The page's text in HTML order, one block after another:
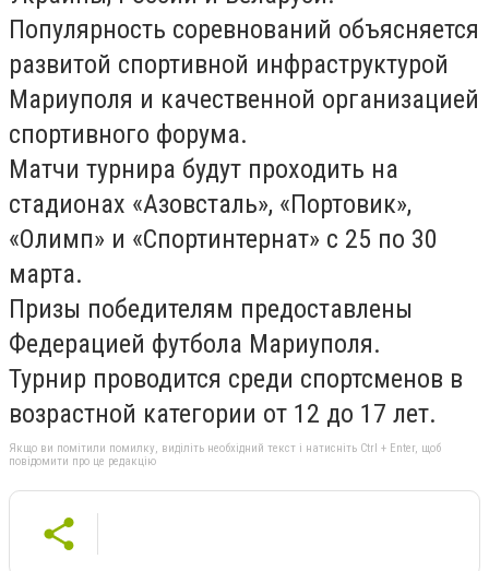
Популярность соревнований объясняется
развитой спортивной инфраструктурой
Мариуполя и качественной организацией
спортивного форума.
Матчи турнира будут проходить на
стадионах «Азовсталь», «Портовик»,
«Олимп» и «Спортинтернат» с 25 по 30
марта.
Призы победителям предоставлены
Федерацией футбола Мариуполя.
Турнир проводится среди спортсменов в
возрастной категории от 12 до 17 лет.
Якщо ви помітили помилку, виділіть необхідний текст і натисніть Ctrl + Enter, щоб
повідомити про це редакцію